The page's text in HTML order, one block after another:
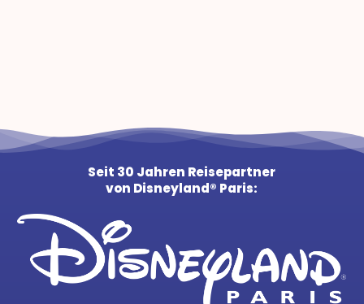
Seit 30 Jahren Reisepartner
von Disneyland® Paris: